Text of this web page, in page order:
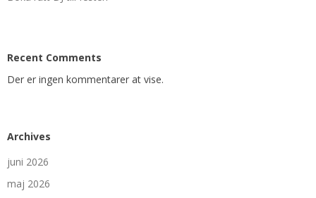
Recent Comments
Der er ingen kommentarer at vise.
Archives
juni 2026
maj 2026